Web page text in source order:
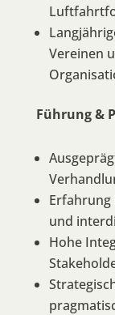
Vereinen
Führung &
und
Hohe